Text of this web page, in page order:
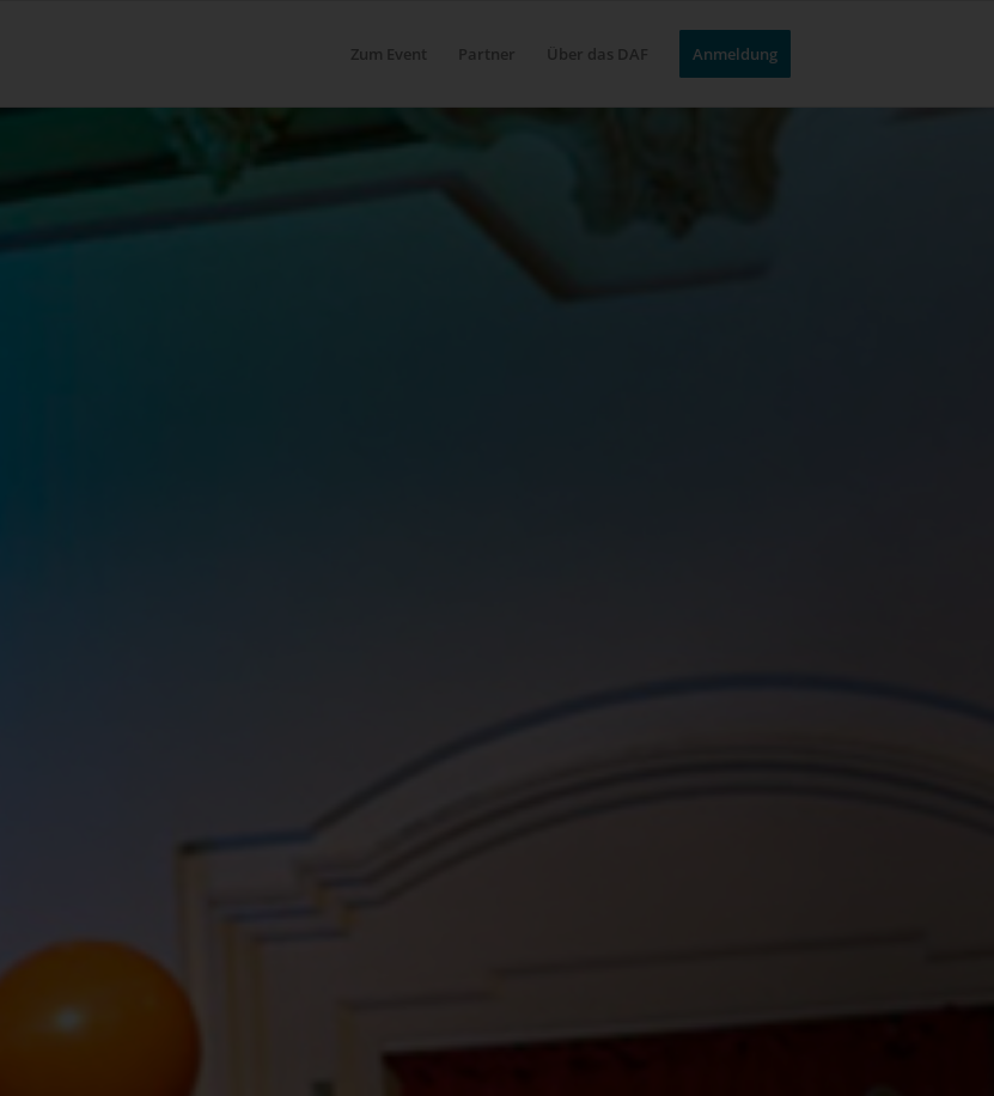
Zum Event Partner Über das DAF Anmeldung